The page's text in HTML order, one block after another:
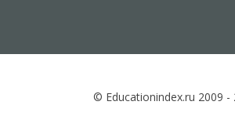
© Educationindex.ru 2009 -